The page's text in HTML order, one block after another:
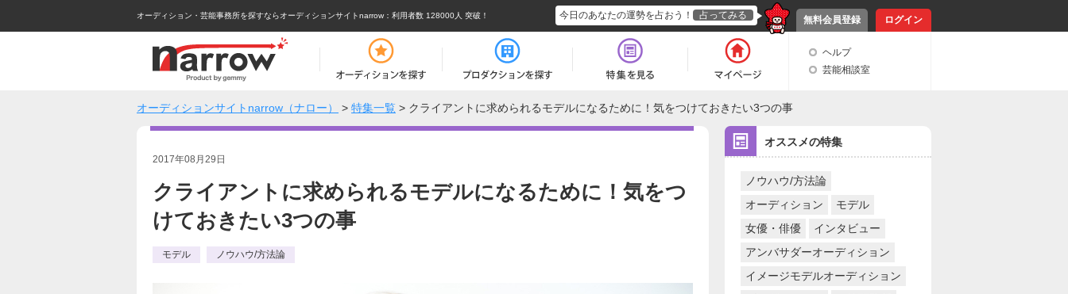
オーディション・芸能事務所を探すならオーディションサイトnarrow ：利用者数 128000人 突破！ 無料会員登録 ログイン
今日のあなたの運勢を占おう！ 占ってみる
ヘルプ
芸能相談室
オーディションサイトnarrow（ナロー） > 特集一覧 > クライアントに求められるモデルになるために！気をつけておきたい3つの事
オススメの特集
ノウハウ/方法論
オーディション
モデル
女優・俳優
インタビュー
アンバサダーオーディション
イメージモデルオーディション
2017年08月29日
クライアントに求められるモデルになるために！気をつ
けておきたい3つの事
モデル ノウハウ/方法論